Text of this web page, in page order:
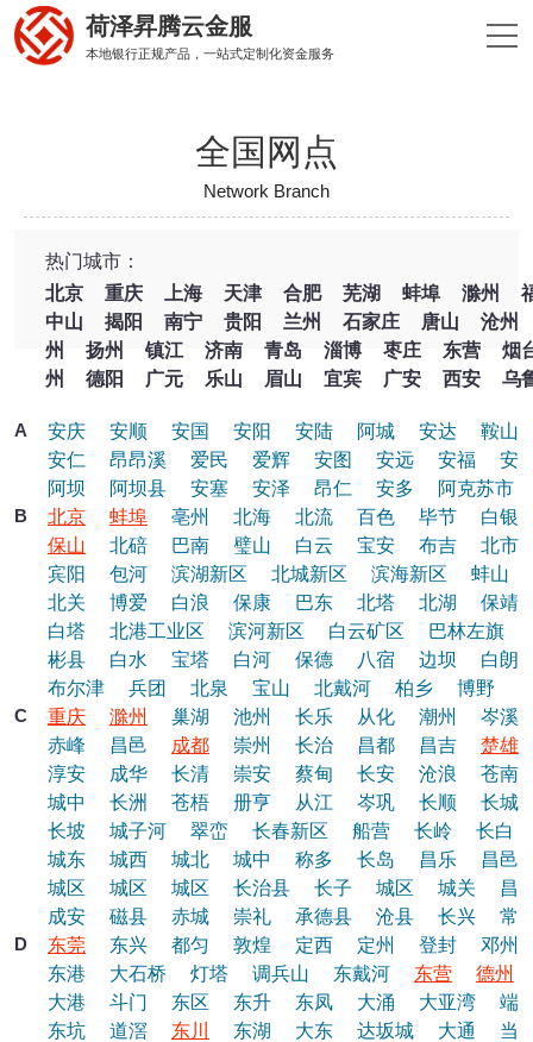
荷泽昇腾云金服
本地银行正规产品，一站式定制化资金服务
全国网点
Network Branch
热门城市：
北京
重庆 上海 天津 合肥 芜湖 蚌埠 滁州
中山
揭阳 南宁 贵阳 兰州 石家庄 唐山
沧州
州
扬州 镇江 济南 青岛 淄博 枣庄 东营
烟
州
德阳 广元 乐山 眉山 宜宾 广安 西安 乌
A 安庆 安顺 安国 安阳 安陆 阿城 安达
鞍山
安仁
昂昂溪 爱民 爱辉 安图 安远 安福
安
阿坝
阿坝县 安塞 安泽 昂仁 安多
阿克苏市
B
北京 蚌埠 亳州 北海 北流 百色 毕节
白银
保山
北碚 巴南 璧山 白云 宝安 布吉
北市
宾阳
包河 滨湖新区 北城新区 滨海新区
蚌山
北关
博爱 白浪 保康 巴东 北塔 北湖
保靖
白塔
北港工业区 滨河新区 白云矿区 巴林左旗
彬县
白水 宝塔 白河 保德 八宿 边坝
白朗
布尔津
兵团 北泉 宝山 北戴河 柏乡 博野
C
重庆 滁州 巢湖 池州 长乐 从化 潮州
岑溪
赤峰
昌邑 成都 崇州 长治 昌都 昌吉
楚雄
淳安
成华 长清 崇安 蔡甸 长安 沧浪
苍南
城中
长洲 苍梧 册亨 从江 岑巩 长顺
长城
长坡
城子河 翠峦 长春新区 船营 长岭
长白
城东
城西 城北 城中 称多 长岛 昌乐
昌邑
城区
城区 城区 长治县 长子 城区 城关
昌
成安
磁县 赤城 崇礼 承德县 沧县 长兴
常
D
东莞 东兴 都匀 敦煌 定西 定州 登封
邓州
东港
大石桥 灯塔 调兵山 东戴河 东营
德州
大港
斗门 东区 东升 东凤 大涌 大亚湾
端
东坑
道滘 东川 东湖 大东 达坂城 大通
当